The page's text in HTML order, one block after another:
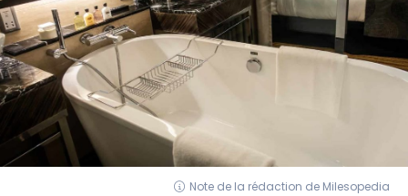
Note de la rédaction de Milesopedia